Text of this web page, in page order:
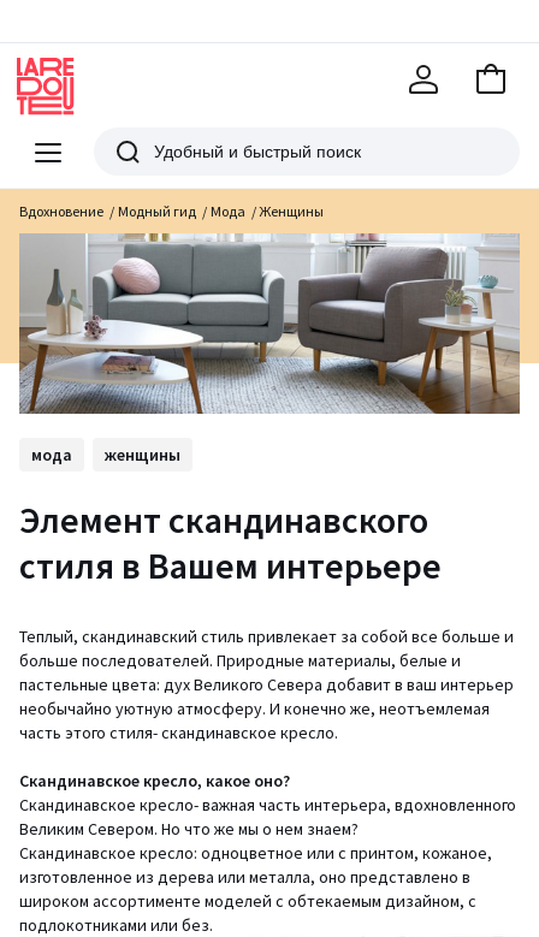
Меню
Redoute
Поиск
В
Вдохновение Модный гид Мода Женщины
мода женщины
Элемент скандинавского
стиля в Вашем интерьере
Теплый, скандинавский стиль привлекает за собой все больше и
больше последователей. Природные материалы, белые и
пастельные цвета: дух Великого Севера добавит в ваш интерьер
необычайно уютную атмосферу. И конечно же, неотъемлемая
часть этого стиля- скандинавское кресло.
Скандинавское кресло, какое оно?
Скандинавское кресло- важная часть интерьера, вдохновленного
Великим Севером. Но что же мы о нем знаем?
Скандинавское кресло: одноцветное или с принтом, кожаное,
изготовленное из дерева или металла, оно представлено в
широком ассортименте моделей с обтекаемым дизайном, с
подлокотниками или без.